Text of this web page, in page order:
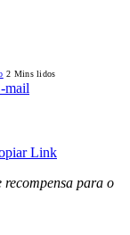
2 Mins lidos
mail
Link
recompensa para o